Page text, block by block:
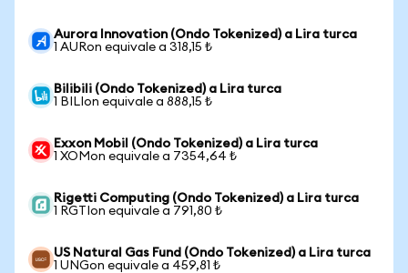
Aurora Innovation (Ondo Tokenized) a Lira turca
1 AURon equivale a 318,15 ₺
Bilibili (Ondo Tokenized) a Lira turca
1 BILIon equivale a 888,15 ₺
Exxon Mobil (Ondo Tokenized) a Lira turca
1 XOMon equivale a 7354,64 ₺
Rigetti Computing (Ondo Tokenized) a Lira turca
1 RGTIon equivale a 791,80 ₺
US Natural Gas Fund (Ondo Tokenized) a Lira turca
1 UNGon equivale a 459,81 ₺